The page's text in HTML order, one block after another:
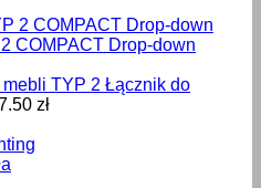
COMPACT Drop-down
Łącznik do
zł